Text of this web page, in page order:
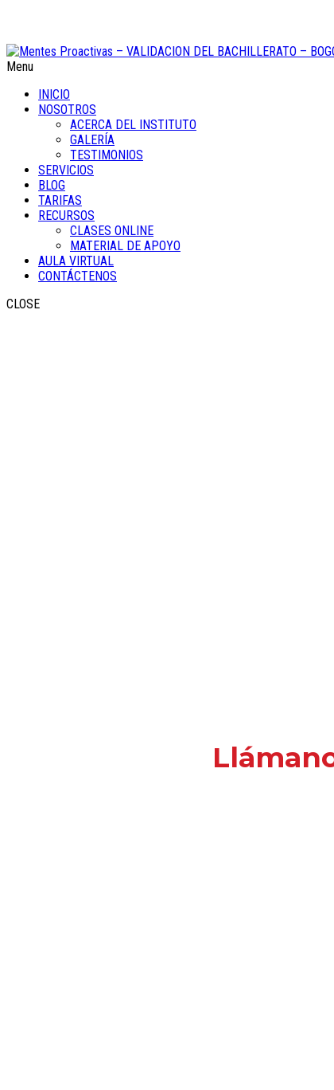
Menu
INICIO
NOSOTROS
ACERCA DEL INSTITUTO
GALERÍA
TESTIMONIOS
SERVICIOS
BLOG
TARIFAS
RECURSOS
CLASES ONLINE
MATERIAL DE APOYO
AULA VIRTUAL
CONTÁCTENOS
CLOSE